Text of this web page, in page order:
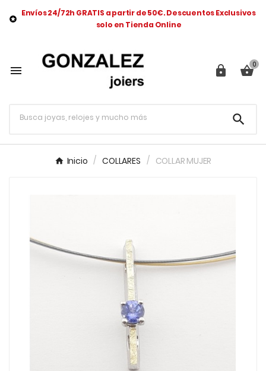

Envíos 24/72h GRATIS a partir de 50€. Descuentos Exclusivos
solo en Tienda Online
  0

Inicio COLLARES COLLAR MUJER